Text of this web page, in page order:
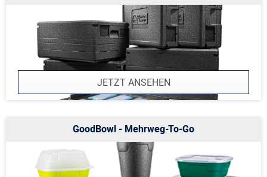
JETZT ANSEHEN
GoodBowl - Mehrweg-To-Go